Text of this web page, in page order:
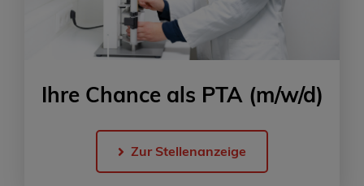
Ihre Chance als PTA(m/w/d)
Zur Stellenanzeige